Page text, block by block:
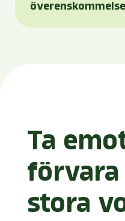
Ta
förvara
stora